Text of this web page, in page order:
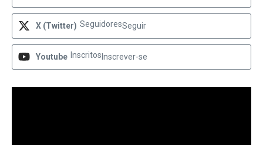
X (Twitter) SeguidoresSeguir
Youtube Inscritos Inscrever-se